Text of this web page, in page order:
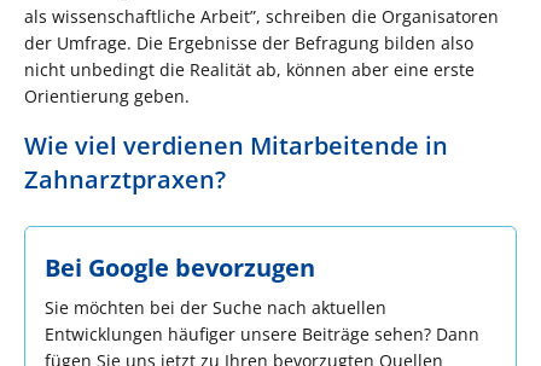
als wissenschaftliche Arbeit”, schreiben die Organisatoren
der Umfrage. Die Ergebnisse der Befragung bilden also
nicht unbedingt die Realität ab, können aber eine erste
Orientierung geben.
Wie viel verdienen Mitarbeitende in
Zahnarztpraxen?
Bei Google bevorzugen
Sie möchten bei der Suche nach aktuellen
Entwicklungen häufiger unsere Beiträge sehen? Dann
fügen Sie uns jetzt zu Ihren bevorzugten Quellen